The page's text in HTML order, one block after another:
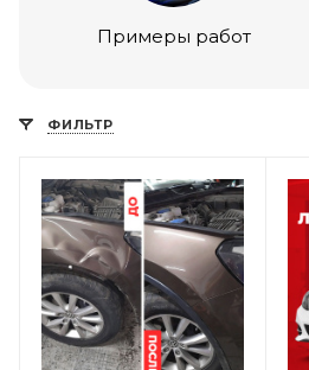
Примеры работ
ФИЛЬТР